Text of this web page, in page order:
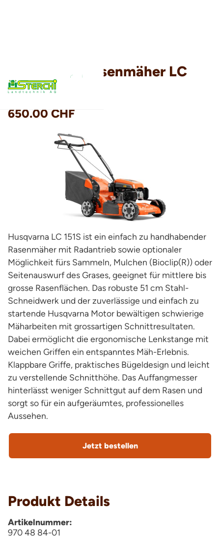
Husqvarna Rasenmäher LC
151S
650.00 CHF
Husqvarna LC 151S ist ein einfach zu handhabender
Rasenmäher mit Radantrieb sowie optionaler
Möglichkeit fürs Sammeln, Mulchen (Bioclip(R)) oder
Seitenauswurf des Grases, geeignet für mittlere bis
grosse Rasenflächen. Das robuste 51 cm Stahl-
Schneidwerk und der zuverlässige und einfach zu
startende Husqvarna Motor bewältigen schwierige
Mäharbeiten mit grossartigen Schnittresultaten.
Dabei ermöglicht die ergonomische Lenkstange mit
weichen Griffen ein entspanntes Mäh-Erlebnis.
Klappbare Griffe, praktisches Bügeldesign und leicht
zu verstellende Schnitthöhe. Das Auffangmesser
hinterlässt weniger Schnittgut auf dem Rasen und
sorgt so für ein aufgeräumtes, professionelles
Aussehen.
Jetzt bestellen
Produkt Details
Artikelnummer:
970 48 84-01